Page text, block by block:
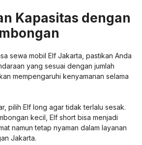
Kapasitas dengan
sewa mobil Elf Jakarta, pastikan Anda
yang sesuai dengan jumlah
mempengaruhi kenyamanan selama
pilih Elf long agar tidak terlalu sesak.
kecil, Elf short bisa menjadi
namun tetap nyaman dalam layanan
Jakarta.